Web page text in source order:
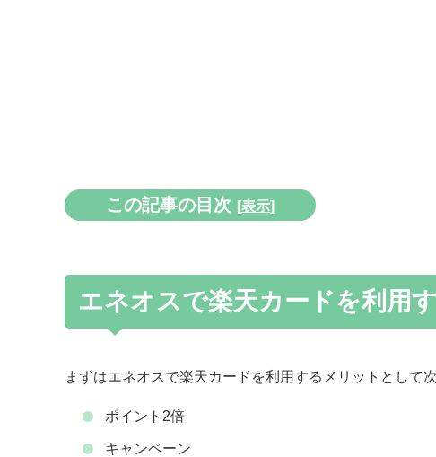
この記事の目次 [表示]
エネオスで楽天カードを利用
まずはエネオスで楽天カードを利用するメリットとして
ポイント2倍
キャンペーン